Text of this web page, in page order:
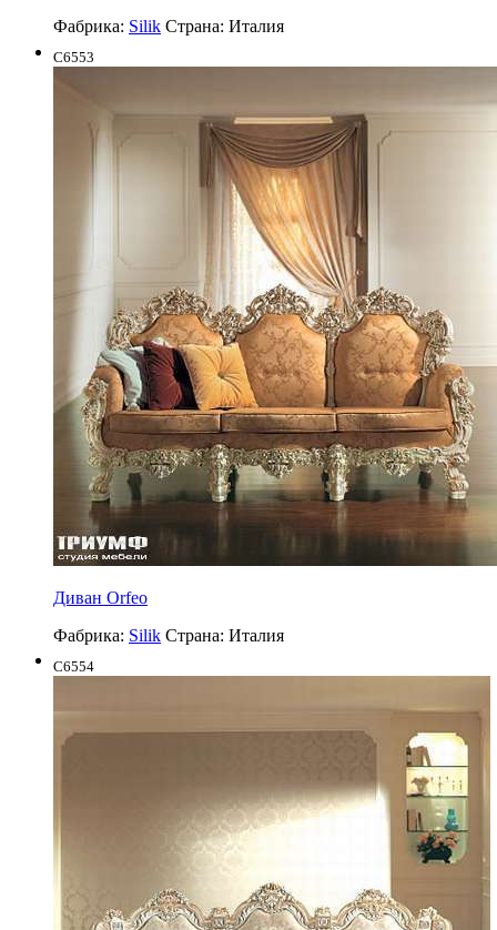
Фабрика: Silik Страна: Италия
C6553
Диван Orfeo
Фабрика: Silik Страна: Италия
C6554